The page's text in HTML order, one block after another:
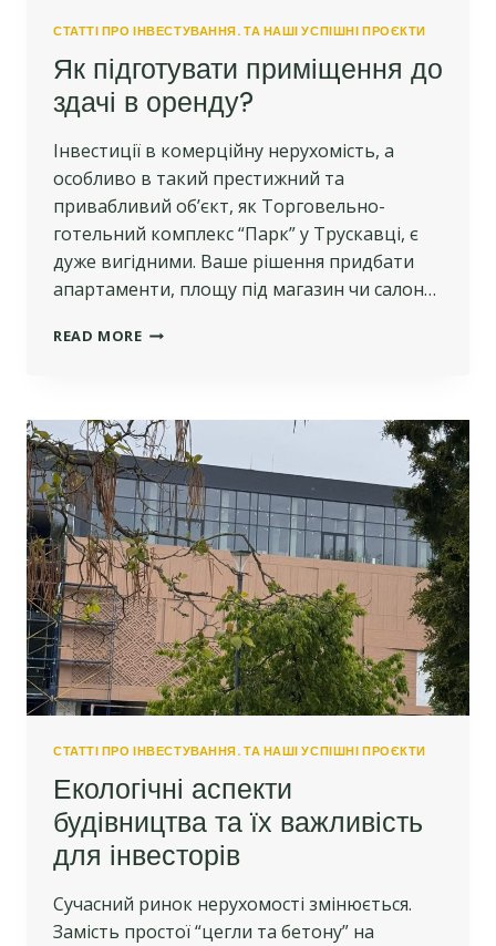
СТАТТІ ПРО ІНВЕСТУВАННЯ. ТА НАШІ УСПІШНІ ПРОЄКТИ
Як підготувати приміщення до
здачі в оренду?
Інвестиції в комерційну нерухомість, а
особливо в такий престижний та
привабливий об’єкт, як Торговельно-
готельний комплекс “Парк” у Трускавці, є
дуже вигідними. Ваше рішення придбати
апартаменти, площу під магазин чи салон…
READ MOREЯК
ЗДАЧІ
В
ОРЕНДУ?
СТАТТІ ПРО ІНВЕСТУВАННЯ. ТА НАШІ УСПІШНІ ПРОЄКТИ
Екологічні аспекти
будівництва та їх важливість
для інвесторів
Сучасний ринок нерухомості змінюється.
Замість простої “цегли та бетону” на